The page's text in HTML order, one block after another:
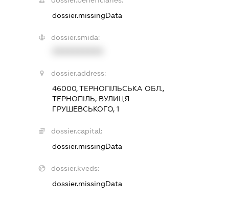
dossier.missingData
dossier.smida:
dossier.address:
46000, ТЕРНОПІЛЬСЬКА ОБЛ.,
ТЕРНОПІЛЬ, ВУЛИЦЯ
ГРУШЕВСЬКОГО, 1
dossier.capital:
dossier.missingData
dossier.kveds:
dossier.missingData